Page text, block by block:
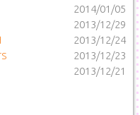
2014/01/05
2013/12/29
2013/12/24
2013/12/23
2013/12/21